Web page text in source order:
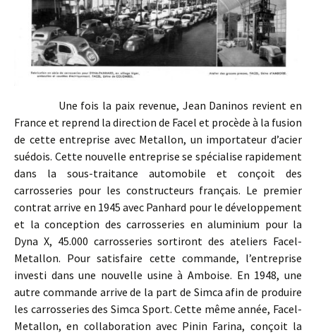
Une fois la paix revenue, Jean Daninos revient en
France et reprend la direction de Facel et procède à la fusion
de cette entreprise avec Metallon, un importateur d’acier
suédois. Cette nouvelle entreprise se spécialise rapidement
dans la sous-traitance automobile et conçoit des
carrosseries pour les constructeurs français. Le premier
contrat arrive en 1945 avec Panhard pour le développement
et la conception des carrosseries en aluminium pour la
Dyna X, 45.000 carrosseries sortiront des ateliers Facel-
Metallon. Pour satisfaire cette commande, l’entreprise
investi dans une nouvelle usine à Amboise. En 1948, une
autre commande arrive de la part de Simca afin de produire
les carrosseries des Simca Sport. Cette même année, Facel-
Metallon, en collaboration avec Pinin Farina, conçoit la